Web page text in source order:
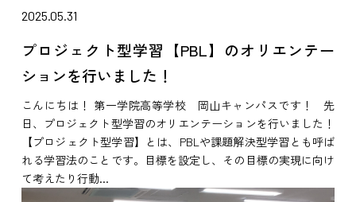
2025.05.31
プロジェクト型学習【PBL】のオリエンテー
ションを行いました！
こんにちは！ 第一学院高等学校 岡山キャンパスです！ 先
日、プロジェクト型学習のオリエンテーションを行いました！
【プロジェクト型学習】とは、PBLや課題解決型学習とも呼ば
れる学習法のことです。目標を設定し、その目標の実現に向け
て考えたり行動...